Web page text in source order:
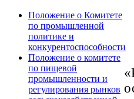
Положение о Комитете
по промышленной
политике и
конкурентоспособности
Положение о комитете
по пищевой
промышленности и
регулирования рынков